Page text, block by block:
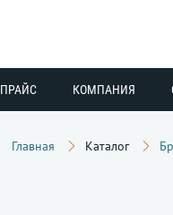
ПРАЙС КОМПАНИЯ
Главная Каталог